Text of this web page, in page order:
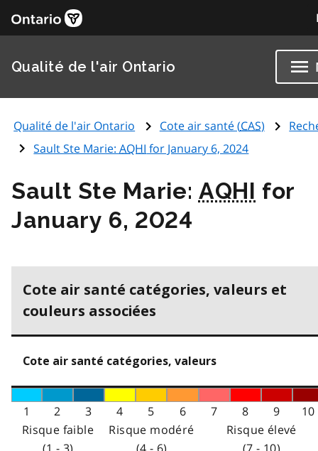
Qualité de l'air Ontario
Qualité de l'air Ontario Cote air santé (CAS)
Sault Ste Marie:AQHI for January 6, 2024
Sault Ste Marie: AQHI for
January 6, 2024
Cote air santé catégories, valeurs et
couleurs associées
Cote air santé catégories, valeurs
1 2 3 4 5 6 7 8 9
10
Risque faible
Risque modéré
Risque élevé